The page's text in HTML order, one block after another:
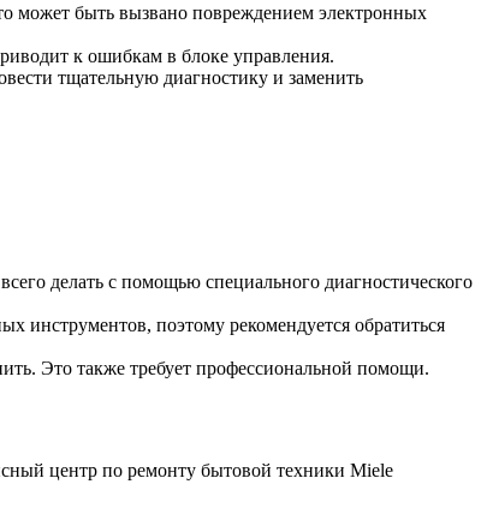
может быть вызвано повреждением электронных
к ошибкам в блоке управления.
тщательную диагностику и заменить
делать с помощью специального диагностического
инструментов, поэтому рекомендуется обратиться
Это также требует профессиональной помощи.
центр по ремонту бытовой техники Miele